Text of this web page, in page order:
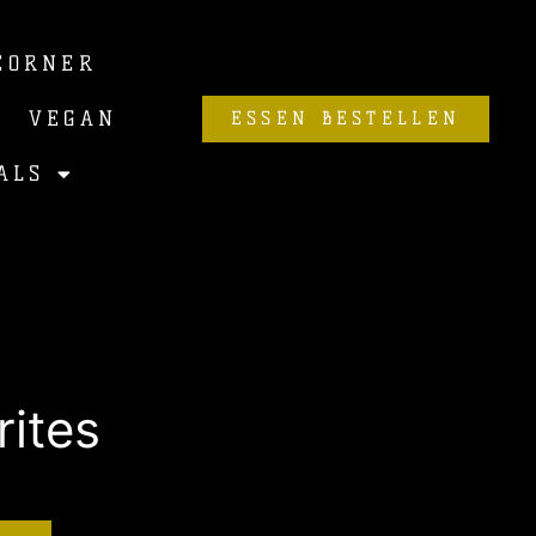
VEGAN ESSEN BESTELLEN